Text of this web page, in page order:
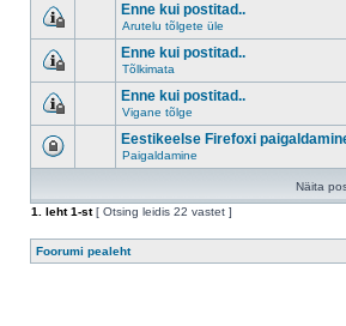
Enne kui postitad..
Arutelu tõlgete üle
Enne kui postitad..
Tõlkimata
Enne kui postitad..
Vigane tõlge
Eestikeelse Firefoxi
Paigaldamine
Näita
1
. leht1-st[ Otsing leidis 22 vastet ]
Foorumi pealeht